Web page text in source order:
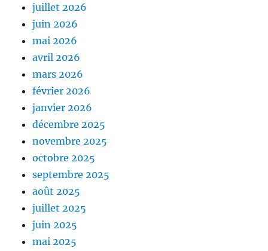
juillet 2026
juin 2026
mai 2026
avril 2026
mars 2026
février 2026
janvier 2026
décembre 2025
novembre 2025
octobre 2025
septembre 2025
août 2025
juillet 2025
juin 2025
mai 2025